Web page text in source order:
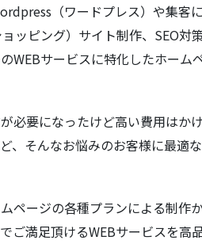
（ワードプレス）や集客
ッピング）サイト制作、SEO対
WEBサービスに特化したホーム
必要になったけど高い費用はかけ
、そんなお悩みのお客様に最適
ページの各種プランによる制作
ご満足頂けるWEBサービスを高